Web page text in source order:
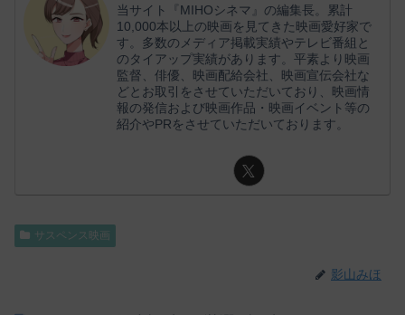
当サイト『MIHOシネマ』の編集長。累計
10,000本以上の映画を見てきた映画愛好家で
す。多数のメディア掲載実績やテレビ番組と
のタイアップ実績があります。平素より映画
監督、俳優、映画配給会社、映画宣伝会社な
どとお取引をさせていただいており、映画情
報の発信および映画作品・映画イベント等の
紹介やPRをさせていただいております。
サスペンス映画
影山みほ